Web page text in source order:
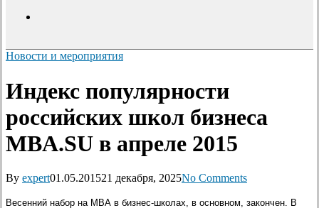
Новости и мероприятия
Индекс популярности
российских школ бизнеса
MBA.SU в апреле 2015
By expert01.05.201521 декабря, 2025No Comments
Весенний набор на МВА в бизнес-школах, в основном, закончен. В